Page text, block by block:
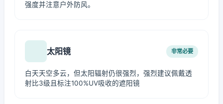
强度并注意户外防风。
太阳镜 非常必要
白天天空多云，但太阳辐射仍很强烈，强烈建议佩戴透
射比3级且标注100%UV吸收的遮阳镜